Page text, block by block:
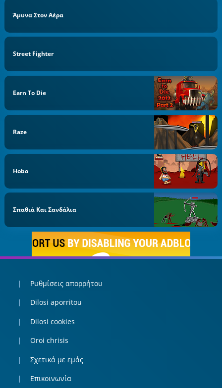
Άμυνα Στον Αέρα
Street Fighter
Earn To Die
Raze
Hobo
Σπαθιά Και Σανδάλια
Ρυθμίσεις απορρήτου
Dilosi aporritou
Dilosi cookies
Oroi chrisis
Σχετικά με εμάς
Επικοινωνία